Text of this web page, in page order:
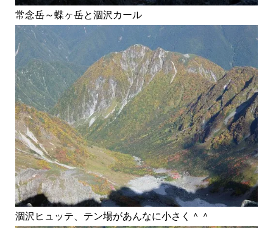
常念岳～蝶ヶ岳と涸沢カール
涸沢ヒュッテ、テン場があんなに小さく＾＾